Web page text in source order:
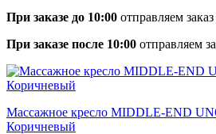
При заказе до 10:00 отправляем
При заказе после 10:00 отправляем
Массажное кресло MIDDLE-END
Коричневый